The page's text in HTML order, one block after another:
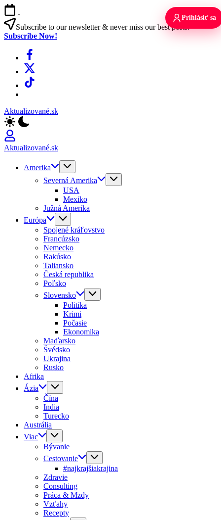
Skip
to
content
-
Subscribe to our newsletter & never miss our best posts.
Subscribe Now!
Facebook
X
TikTok
Aktualizované.sk
Aktualizované.sk
Amerika
Severná Amerika
USA
Mexiko
Južná Amerika
Európa
Spojené kráľovstvo
Francúzsko
Nemecko
Rakúsko
Taliansko
Česká republika
Poľsko
Slovensko
Politika
Krimi
Počasie
Ekonomika
Maďarsko
Švédsko
Ukrajina
Rusko
Afrika
Ázia
Čína
India
Turecko
Austrália
Viac
Bývanie
Cestovanie
#najkrajšiakrajina
Zdravie
Consulting
Práca & Mzdy
Vzťahy
Recepty
Prihlásiť sa